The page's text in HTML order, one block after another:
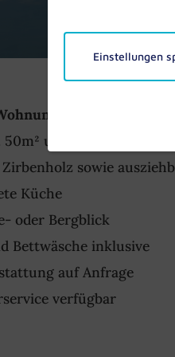
und nachhaltig
sowie
Küche
oder Bergblick
Bettwäsche inklusive
auf Anfrage
verfügbar
Einstellungen